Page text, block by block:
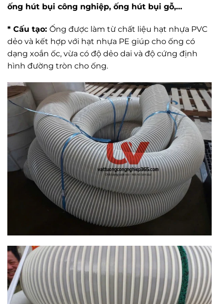
ống hút bụi công nghiệp, ống hút bụi gỗ,…
* Cấu tạo: Ống được làm từ chất liệu hạt nhựa PVC
dẻo và kết hợp với hạt nhựa PE giúp cho ống có
dạng xoắn ốc, vừa có độ dẻo dai và độ cứng định
hình đường tròn cho ống.